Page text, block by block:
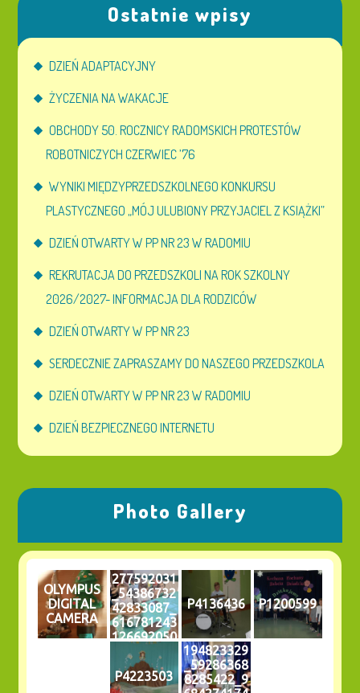
Ostatnie wpisy
DZIEŃ ADAPTACYJNY
ŻYCZENIA NA WAKACJE
OBCHODY 50. ROCZNICY RADOMSKICH PROTESTÓW
ROBOTNICZYCH CZERWIEC ’76
WYNIKI MIĘDZYPRZEDSZKOLNEGO KONKURSU
PLASTYCZNEGO „MÓJ ULUBIONY PRZYJACIEL Z KSIĄŻKI”
DZIEŃ OTWARTY W PP NR 23 W RADOMIU
REKRUTACJA DO PRZEDSZKOLI NA ROK SZKOLNY
2026/2027- INFORMACJA DLA RODZICÓW
DZIEŃ OTWARTY W PP NR 23
SERDECZNIE ZAPRASZAMY DO NASZEGO PRZEDSZKOLA
DZIEŃ OTWARTY W PP NR 23 W RADOMIU
DZIEŃ BEZPIECZNEGO INTERNETU
Photo Gallery
OLYMPUS
DIGITAL
CAMERA
277592031
_54386732
42833087_
616781243
126692050
0_n
P4136436 P1200599
P4223503
194823329
_59286368
8285422_9